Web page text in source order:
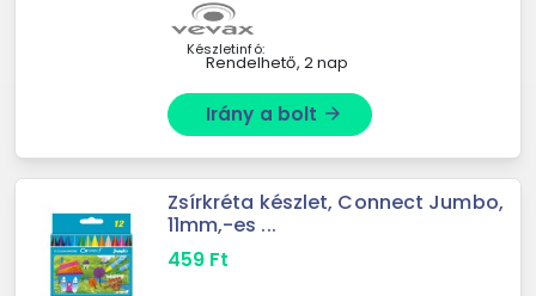
hangulatot áraszt, amely bármelyik
...
Készletinfó:
Rendelhető, 2 nap
Irány a bolt arrow_forward
Zsírkréta készlet, Connect Jumbo,
11mm,-es ...
459 Ft